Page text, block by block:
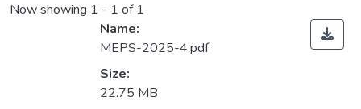
Now showing 1 - 1 of 1
Name:
MEPS-2025-4.pdf
Size:
22.75 MB